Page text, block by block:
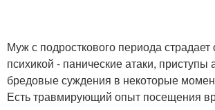
Муж с подросткового периода страдает
психикой - панические атаки, приступы
бредовые суждения в некоторые
Есть травмирующий опыт посещения